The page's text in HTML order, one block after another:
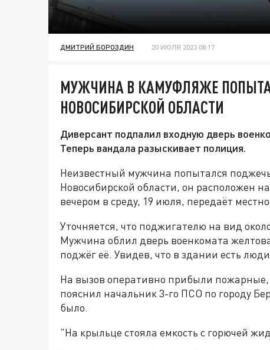
ДМИТРИЙ БОРОЗДИН 20 ИЮЛЯ 2023 08:17
МУЖЧИНА В КАМУФЛЯЖЕ
НОВОСИБИРСКОЙ ОБЛАСТИ
Диверсант подпалил входную дверь
Теперь вандала разыскивает полиция.
Неизвестный мужчина попытался
Новосибирской области, он расположен
вечером в среду, 19 июля, передаёт
Уточняется, что поджигателю на вид
Мужчина облил дверь военкомата
поджёг её. Увидев, что в здании есть
На вызов оперативно прибыли пожарные,
пояснил начальник 3-го ПСО по городу
было.
"На крыльце стояла емкость с горючей